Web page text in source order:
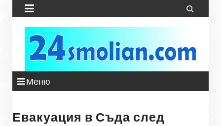
 
Меню
Евакуация в Съда след